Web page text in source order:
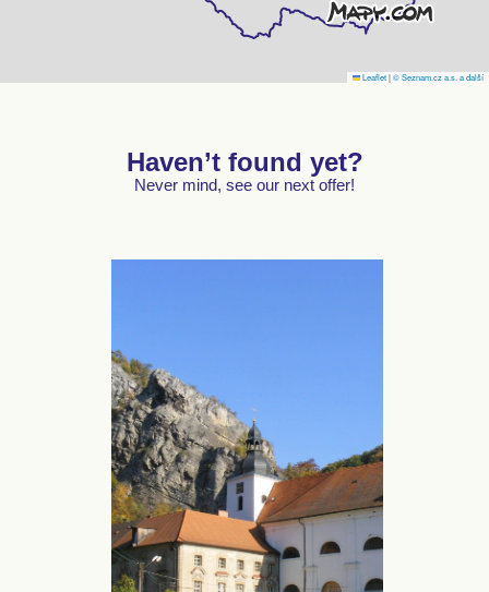
Leaflet|© Seznam.cz a.s. a další
Haven’t found yet?
Never mind, see our next offer!